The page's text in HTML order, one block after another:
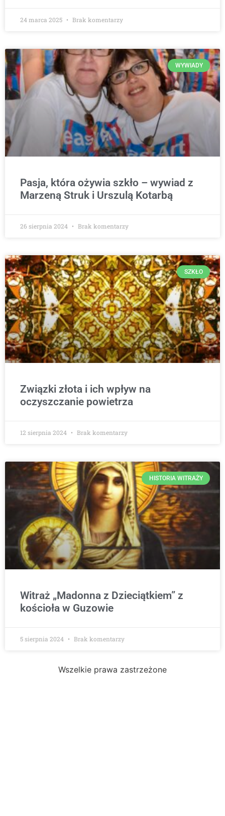
24 marca 2025 Brak komentarzy
WYWIADY
Pasja, która ożywia szkło – wywiad z
Marzeną Struk i Urszulą Kotarbą
26 sierpnia 2024 Brak komentarzy
SZKŁO
Związki złota i ich wpływ na
oczyszczanie powietrza
12 sierpnia 2024 Brak komentarzy
HISTORIA WITRAŻY
Witraż „Madonna z Dzieciątkiem” z
kościoła w Guzowie
5 sierpnia 2024 Brak komentarzy
Wszelkie prawa zastrzeżone